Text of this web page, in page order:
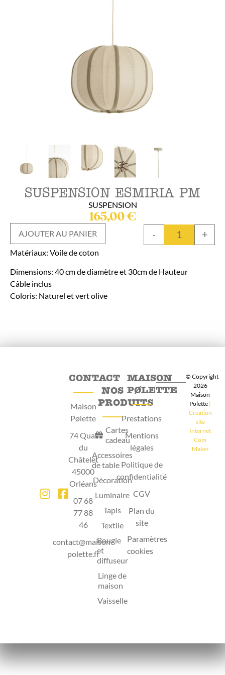
SUSPENSION ESMIRIA PM
SUSPENSION
165,00€
- +
AJOUTER AU PANIER
Matériaux: Voile de coton
Dimensions: 40 cm de diamètre et 30cm de Hauteur
Câble inclus
Coloris: Naturel et vert olive
CONTACT
Maison
Pølette
74 Quai
du
Châtelet
45000
Orléans
07 68
77 88
46
contact@maison-
polette.fr
NOS
PRODUITS
Cartes
cadeau
Accessoires
de table
Décoration
Luminaire
Tapis
Textile
Bougie
et
diffuseur
Linge de
maison
Vaisselle
MAISON
PØLETTE
Prestations
Mentions
légales
Politique de
confidentialité
CGV
Plan du
site
Paramètres
cookies
© Copyright
2026
Maison
Polette |
Création
site
Internet
Com
Maker